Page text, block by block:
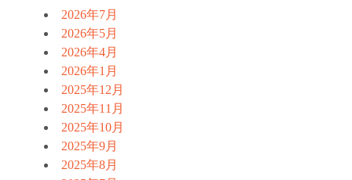
2026年7月
2026年5月
2026年4月
2026年1月
2025年12月
2025年11月
2025年10月
2025年9月
2025年8月